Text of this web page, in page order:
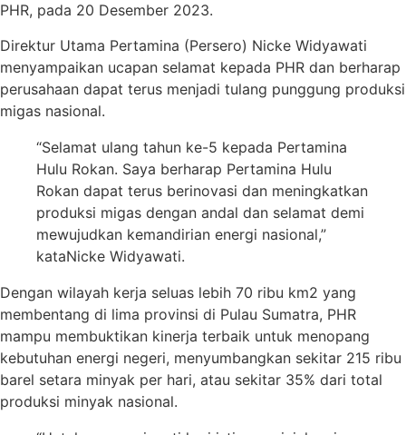
PHR, pada 20 Desember 2023.
Direktur Utama Pertamina (Persero) Nicke Widyawati
menyampaikan ucapan selamat kepada PHR dan berharap
perusahaan dapat terus menjadi tulang punggung produksi
migas nasional.
“Selamat ulang tahun ke-5 kepada Pertamina
Hulu Rokan. Saya berharap Pertamina Hulu
Rokan dapat terus berinovasi dan meningkatkan
produksi migas dengan andal dan selamat demi
mewujudkan kemandirian energi nasional,”
kataNicke Widyawati.
Dengan wilayah kerja seluas lebih 70 ribu km2 yang
membentang di lima provinsi di Pulau Sumatra, PHR
mampu membuktikan kinerja terbaik untuk menopang
kebutuhan energi negeri, menyumbangkan sekitar 215 ribu
barel setara minyak per hari, atau sekitar 35% dari total
produksi minyak nasional.